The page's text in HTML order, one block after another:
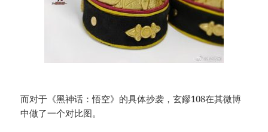
而对于《黑神话：悟空》的具体抄袭，玄鏐108在其微博
中做了一个对比图。